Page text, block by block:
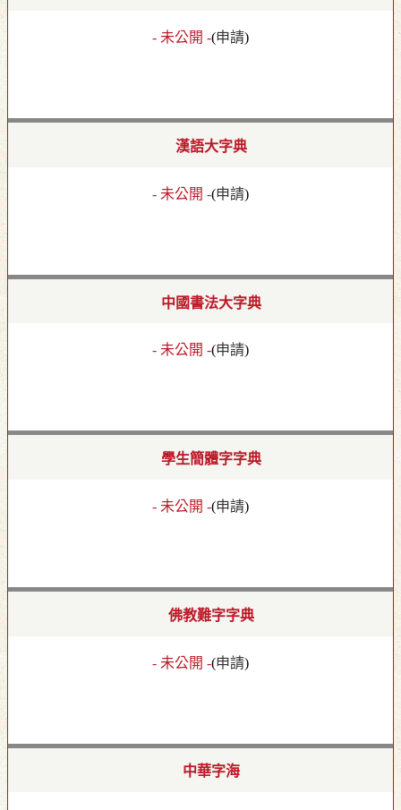
- 未公開 -(申請)
漢語大字典
- 未公開 -(申請)
中國書法大字典
- 未公開 -(申請)
學生簡體字字典
- 未公開 -(申請)
佛教難字字典
- 未公開 -(申請)
中華字海